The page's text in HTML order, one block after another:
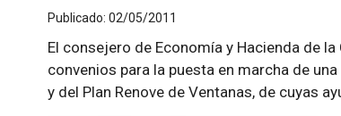
Publicado: 02/05/2011
El consejero de Economía y Hacienda de
convenios para la puesta en marcha de
y del Plan Renove de Ventanas, de cuyas